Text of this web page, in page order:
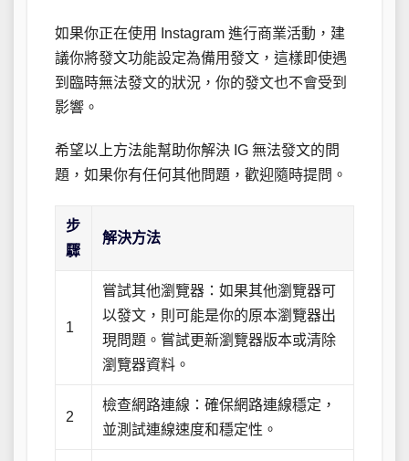
如果你正在使用 Instagram 進行商業活動，建
議你將發文功能設定為備用發文，這樣即使遇
到臨時無法發文的狀況，你的發文也不會受到
影響。
希望以上方法能幫助你解決 IG 無法發文的問
題，如果你有任何其他問題，歡迎隨時提問。
步
驟
解決方法
1
嘗試其他瀏覽器：如果其他瀏覽器可
以發文，則可能是你的原本瀏覽器出
現問題。嘗試更新瀏覽器版本或清除
瀏覽器資料。
2
檢查網路連線：確保網路連線穩定，
並測試連線速度和穩定性。